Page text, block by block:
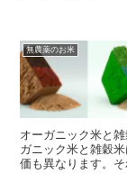
無農薬のお米
オーガニック米と
ガニック米と雑穀
価も異なります。